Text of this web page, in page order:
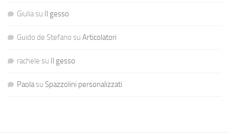
Giuliasu Il gesso
Guido de Stefano su Articolatori
rachele su Il gesso
Paolasu Spazzolini personalizzati